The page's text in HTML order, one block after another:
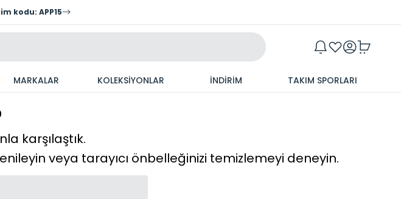
kodu: APP15
MARKALAR KOLEKSİYONLAR İNDİRİM TAKIM SPORLARI
karşılaştık.
veya tarayıcı önbelleğinizi temizlemeyi deneyin.